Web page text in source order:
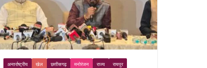
अन्तर्राष्ट्रीय खेल छत्तीसगढ़ मनोरंजन राज्य रायपुर